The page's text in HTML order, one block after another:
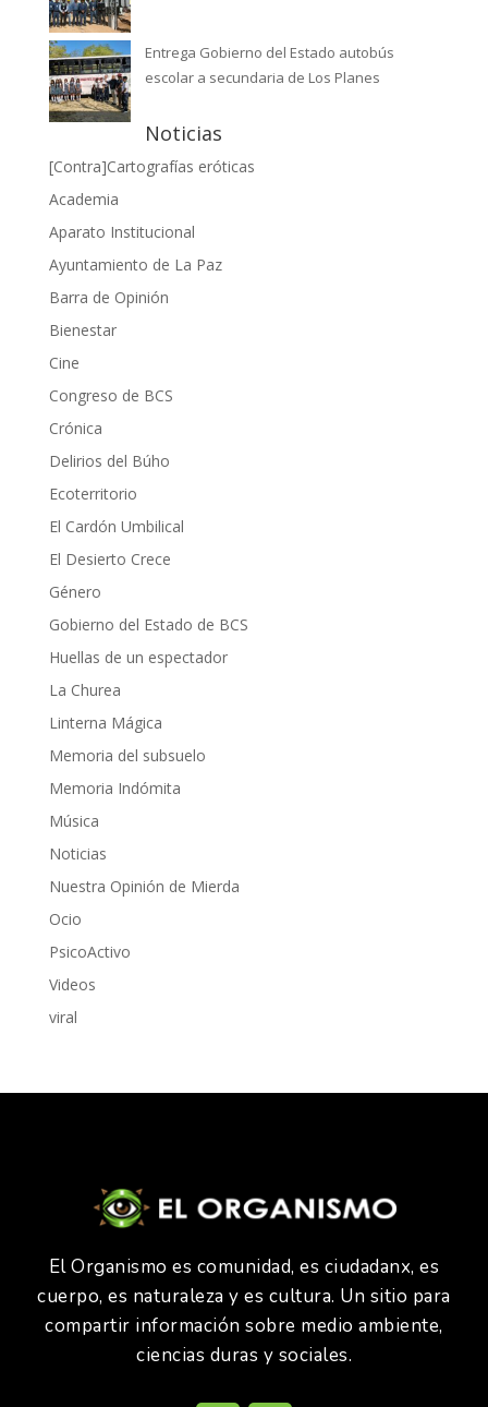
Entrega Gobierno del Estado autobús
escolar a secundaria de Los Planes
Noticias
[Contra]Cartografías eróticas
Academia
Aparato Institucional
Ayuntamiento de La Paz
Barra de Opinión
Bienestar
Cine
Congreso de BCS
Crónica
Delirios del Búho
Ecoterritorio
El Cardón Umbilical
El Desierto Crece
Género
Gobierno del Estado de BCS
Huellas de un espectador
La Churea
Linterna Mágica
Memoria del subsuelo
Memoria Indómita
Música
Noticias
Nuestra Opinión de Mierda
Ocio
PsicoActivo
Videos
viral
El Organismo es comunidad, es ciudadanx, es
cuerpo, es naturaleza y es cultura. Un sitio para
compartir información sobre medio ambiente,
ciencias duras y sociales.